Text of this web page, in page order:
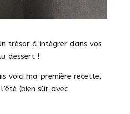
trésor à intégrer dans vos
dessert !
voici ma première recette,
(bien sûr avec